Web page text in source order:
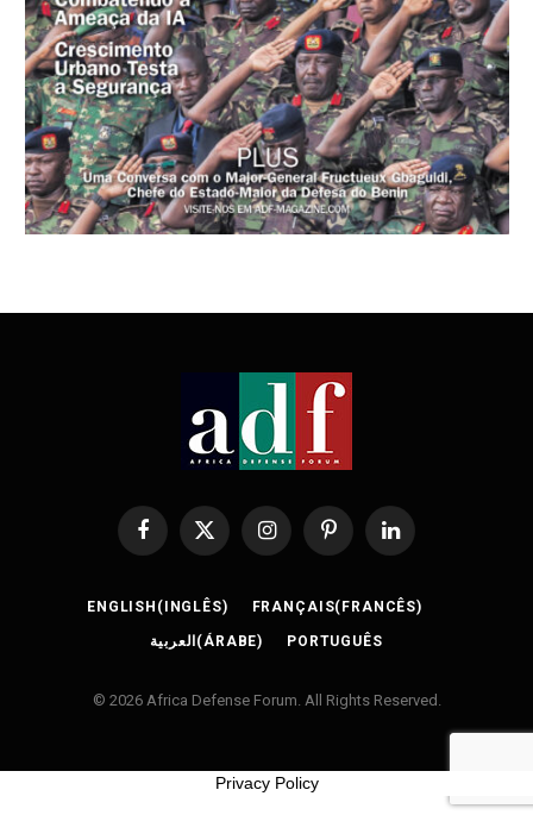
Facebook
X
InstagramPinterestLinkedIn
ENGLISH (INGLÊS) FRANÇAIS(FRANCÊS)
العربية(ÁRABE) PORTUGUÊS
© 2026 Africa Defense Forum. All Rights Reserved.
Privacy Policy